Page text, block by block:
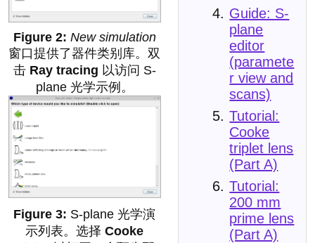
Guide: S-
plane
editor
(paramete
r view and
scans)
Tutorial:
Cooke
triplet lens
(Part A)
Tutorial:
200 mm
prime lens
(Part A)
New simulation
窗口提供了器件类别库。双
击 Ray tracing 以访问 S-
plane 光学示例。
S-plane 光学演
示列表。选择Cooke